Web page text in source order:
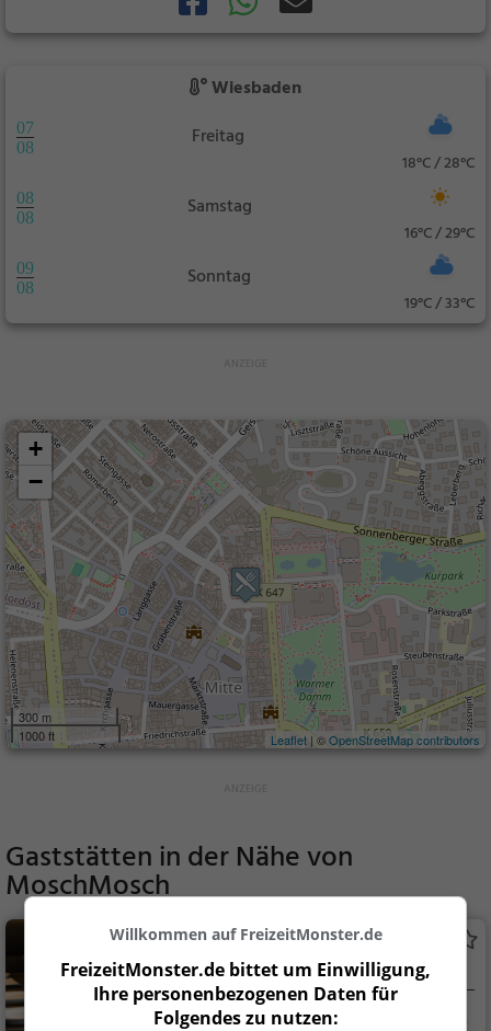
Wiesbaden
07
08
Freitag
18°C / 28°C
08
08
Samstag
16°C / 29°C
09
08
Sonntag
19°C / 33°C
+
−
300 m
1000 ft
Leaflet | ©OpenStreetMap contributors
Gaststätten in der Nähe von
MoschMosch
Beviamo
Restaurant in Wiesbaden
Wiesbaden
Willkommen auf FreizeitMonster.de
FreizeitMonster.de bittet um Einwilligung,
Ihre personenbezogenen Daten für
Folgendes zu nutzen: